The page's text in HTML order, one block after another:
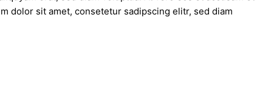
dolor sit amet, consetetur sadipscing elitr, sed diam